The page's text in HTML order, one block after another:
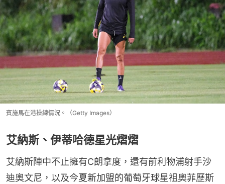
賓施馬在港操練情況。（Getty Images）
艾納斯、伊蒂哈德星光熠熠
艾納斯陣中不止擁有C朗拿度，還有前利物浦射手沙
迪奧文尼，以及今夏新加盟的葡萄牙球星祖奧菲歷斯